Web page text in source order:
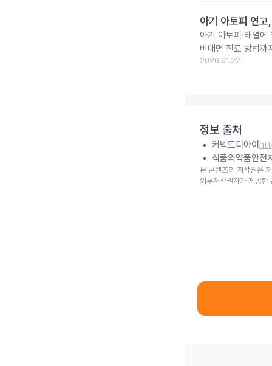
아기 아토피 연
아기 아토피·태열
비대면 진료 방법까
2026.01.22
정보 출처
커넥트디아이
식품의약품안전
본 콘텐츠의 저작권은
외부저작권자가 제공한